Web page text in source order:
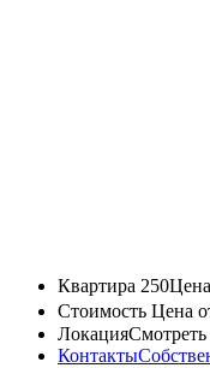
Квартира 250
Стоимость Цена
ЛокацияСмотреть
Контакты